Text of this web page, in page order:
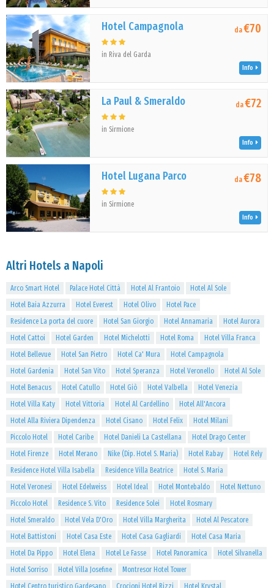
Hotel Campagnola
in Riva del Garda
da€70
Info
La Paul & Smeraldo
in Sirmione
da€72
Info
Hotel Lugana Parco
in Sirmione
da€78
Info
Altri Hotels a Napoli
Arco Smart Hotel Palace Hotel Città Hotel Al Frantoio
Hotel Al Sole
Hotel Baia Azzurra
Hotel Everest Hotel Olivo
Hotel Pace
Residence La porta del cuore
Hotel San Giorgio Hotel Annamaria
Hotel Aurora
Hotel Cattoi
Hotel Garden Hotel Michelotti Hotel Roma
Hotel Villa Franca
Hotel Bellevue
Hotel San Pietro Hotel Ca' Mura
Hotel Campagnola
Hotel Gardenia
Hotel San Vito Hotel Speranza Hotel Veronello
Hotel Al Sole
Hotel Benacus
Hotel Catullo Hotel Giò Hotel Valbella
Hotel Venezia
Hotel Villa Katy
Hotel Vittoria Hotel Al Cardellino
Hotel All'Ancora
Hotel Alla Riviera Dipendenza
Hotel Cisano Hotel Felix
Hotel Milani
Piccolo Hotel
Hotel Caribe Hotel Danieli La Castellana
Hotel Drago Center
Hotel Firenze
Hotel Merano Nike (Dip. Hotel S. Maria) Hotel Rabay
Hotel Rely
Residence Hotel Villa Isabella
Residence Villa Beatrice
Hotel S. Maria
Hotel Veronesi
Hotel Edelweiss Hotel Ideal Hotel Montebaldo
Hotel Nettuno
Piccolo Hotel
Residence S. Vito Residence Solei
Hotel Rosmary
Hotel Smeraldo
Hotel Vela D'Oro Hotel Villa Margherita
Hotel Al Pescatore
Hotel Battistoni
Hotel Casa Este Hotel Casa Gagliardi
Hotel Casa Maria
Hotel Da Pippo
Hotel Elena Hotel Le Fasse Hotel Panoramica
Hotel Silvanella
Hotel Sorriso
Hotel Villa Josefine
Montresor Hotel Tower
Hotel Centro turistico Gardesano
Crocioni Hotel Rizzi Hotel Krystal